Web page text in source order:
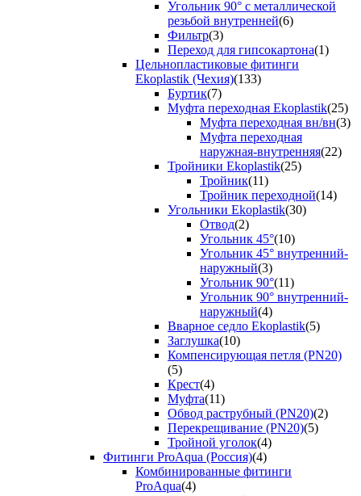
Угольник 90° с металлической
резьбой внутренней(6)
Фильтр(3)
Переход для гипсокартона(1)
Цельнопластиковые фитинги
Ekoplastik (Чехия)(133)
Буртик(7)
Муфта переходная Ekoplastik(25)
Муфта переходная вн/вн(3)
Муфта переходная
наружная-внутренняя(22)
Тройники Ekoplastik(25)
Тройник(11)
Тройник переходной(14)
Угольники Ekoplastik(30)
Отвод(2)
Угольник 45°(10)
Угольник 45° внутренний-
наружный(3)
Угольник 90°(11)
Угольник 90° внутренний-
наружный(4)
Вварное седло Ekoplastik(5)
Заглушка(10)
Компенсирующая петля (PN20)
(5)
Крест(4)
Муфта(11)
Обвод раструбный (PN20)(2)
Перекрещивание (PN20)(5)
Тройной уголок(4)
Фитинги ProAqua (Россия)(4)
Комбинированные фитинги
ProAqua(4)